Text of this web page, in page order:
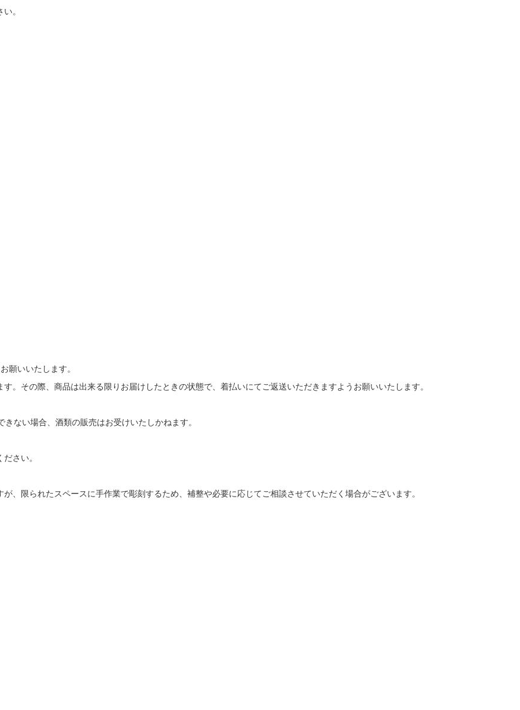
。
願いいたします。
。その際、商品は出来る限りお届けしたときの状態で、着払いにてご返送いただきますようお願いいたします。
ない場合、酒類の販売はお受けいたしかねます。
さい。
、限られたスペースに手作業で彫刻するため、補整や必要に応じてご相談させていただく場合がございます。